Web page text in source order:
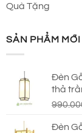
Quà Tặng
SẢN PHẨM MỚI
Đèn
thả
Đèn